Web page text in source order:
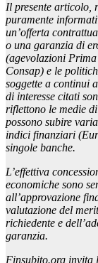
Il presente articolo,
puramente
un’offerta
o una garanzia di
(agevolazioni
Consap) e le
soggette a continui
di interesse citati
riflettono le medie
possono subire
indici finanziari
singole banche.
L’effettiva
economiche sono
all’approvazione
valutazione del
richiedente e
garanzia.
Finsubito.org invita